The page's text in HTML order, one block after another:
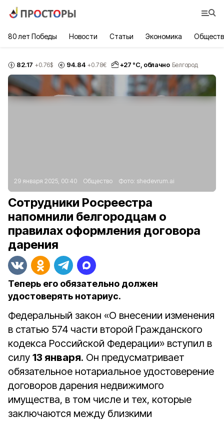
80 лет Победы Новости Статьи Экономика
82.17 +0.76$ 94.84 +0.78€ +27 °С, облачно Белгород
29 января 2025, 00:40 Общество Фото: shedevrum.ai
Сотрудники Росреестра
напомнили белгородцам о
правилах оформления договора
дарения
Теперь его обязательно должен
удостоверять нотариус.
Федеральный закон «О внесении изменения
в статью 574 части второй Гражданского
кодекса Российской Федерации» вступил в
силу 13 января. Он предусматривает
обязательное нотариальное удостоверение
договоров дарения недвижимого
имущества, в том числе и тех, которые
заключаются между близкими